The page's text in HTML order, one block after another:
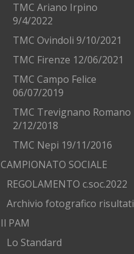
TMC Ariano Irpino
9/4/2022
TMC Ovindoli 9/10/2021
TMC Firenze 12/06/2021
TMC Campo Felice
06/07/2019
TMC Trevignano Romano
2/12/2018
TMC Nepi 19/11/2016
CAMPIONATO SOCIALE
REGOLAMENTO c.soc.2022
Archivio fotografico risultati
Il PAM
Lo Standard